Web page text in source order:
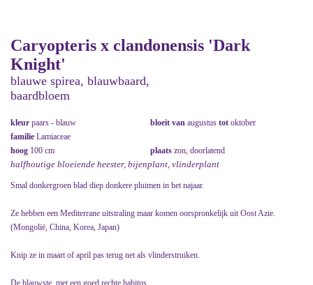
Caryopteris x clandonensis 'Dark
Knight'
blauwe spirea, blauwbaard,
baardbloem
kleur paars - blauw bloeit van augustus tot oktober
familie Lamiaceae
hoog 100 cm plaats zon, doorlatend
halfhoutige bloeiende heester, bijenplant, vlinderplant
Smal donkergroen blad diep donkere pluimen in het najaar.
Ze hebben een Mediterrane uitstraling maar komen oorspronkelijk uit Oost Azie.
(Mongolië, China, Korea, Japan)
Knip ze in maart of april pas terug net als vlinderstruiken.
De blauwste, met een goed rechte habitus.